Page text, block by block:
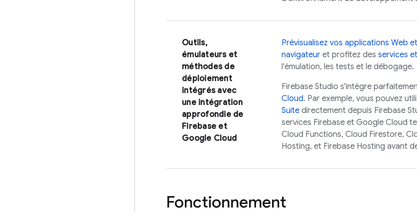
Outils,
émulateurs et
méthodes de
déploiement
intégrés avec
une intégration
approfondie de
Firebase et
Google Cloud
Prévisualisez vos applications Web
navigateur et profitez des services
l'émulation, les tests et le débogage.
Firebase Studio s'intègre
Cloud. Par exemple, vous pouvez
Suite directement depuis Firebase
services Firebase et Google Cloud
Cloud Functions, Cloud Firestore,
Hosting, et Firebase Hosting avant
Fonctionnement